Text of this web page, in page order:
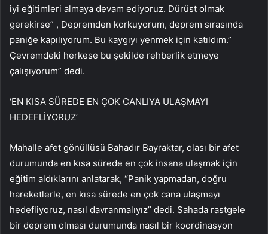
iyi eğitimleri almaya devam ediyoruz. Dürüst olmak
gerekirse” , Depremden korkuyorum, deprem sırasında
paniğe kapılıyorum. Bu kaygıyı yenmek için katıldım.”
Çevremdeki herkese bu şekilde rehberlik etmeye
çalışıyorum” dedi.
‘EN KISA SÜREDE EN ÇOK CANLIYA ULAŞMAYI
HEDEFLİYORUZ’
Mahalle afet gönüllüsü Bahadır Bayraktar, olası bir afet
durumunda en kısa sürede en çok insana ulaşmak için
eğitim aldıklarını anlatarak, “Panik yapmadan, doğru
hareketlerle, en kısa sürede en çok cana ulaşmayı
hedefliyoruz, nasıl davranmalıyız” dedi. Sahada rastgele
bir deprem olması durumunda nasıl bir koordinasyon